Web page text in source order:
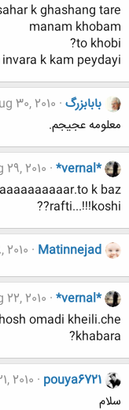
k ghashang tare
manam khobam
to khobi?
k kam peydayi
بابابزرگ 30, 2010
معلومه عجیجم.
*vernal*
2010
k baz
rafti...!!!koshi??
Matinnejad
*vernal*
2010
omadi kheili.che
khabara?
pouya6721
2010
سلام